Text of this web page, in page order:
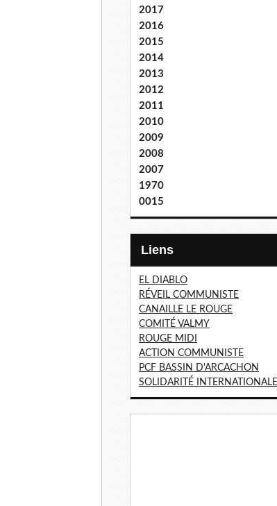
2017
2016
2015
2014
2013
2012
2011
2010
2009
2008
2007
1970
0015
Liens
EL DIABLO
RÉVEIL COMMUNISTE
CANAILLE LE ROUGE
COMITÉ VALMY
ROUGE MIDI
ACTION COMMUNISTE
PCF BASSIN D'ARCACHON
SOLIDARITÉ